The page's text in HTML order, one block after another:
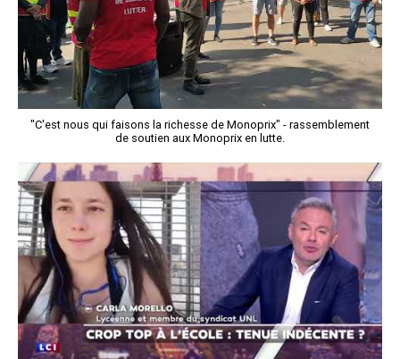
"C'est nous qui faisons la richesse de Monoprix" - rassemblement
de soutien aux Monoprix en lutte.